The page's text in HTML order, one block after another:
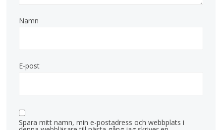
Namn
E-post
Spara mitt namn, min e-postadress och webbplats i